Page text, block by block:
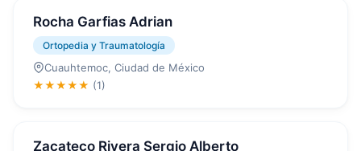
Rocha Garfias Adrian
Ortopedia y Traumatología
Cuauhtemoc, Ciudad de México
★★★★★ (1)
Zacateco Rivera Sergio Alberto